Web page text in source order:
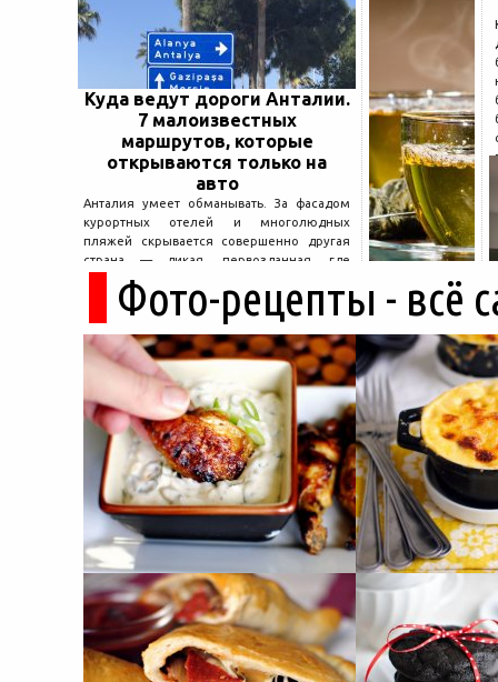
Куда ведут дороги Анталии.
7 малоизвестных
маршрутов, которые
открываются только на
авто
Анталия умеет обманывать. За фасадом
курортных отелей и многолюдных
пляжей скрывается совершенно другая
страна — дикая, первозданная, где
древние руины дремлют в тени кедров, а
горные дороги ведут к местам, о которых
не расскажет ни один автобусный гид....
Фото-рецепты - всё